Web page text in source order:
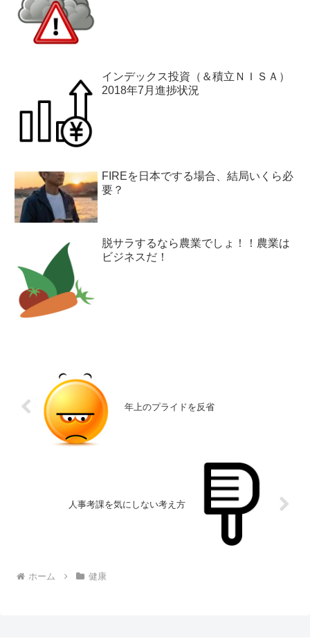
インデックス投資（＆積立ＮＩＳＡ）
2018年7月進捗状況
FIREを日本でする場合、結局いくら必
要？
脱サラするなら農業でしょ！！農業は
ビジネスだ！
年上のプライドを反省
人事考課を気にしない考え方
ホーム 健康